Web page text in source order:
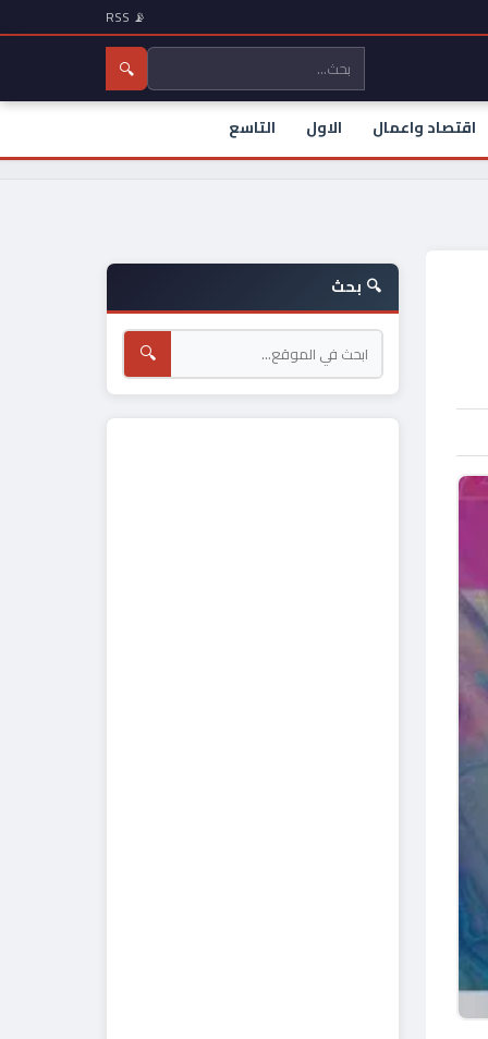
📡 RSS
🔍
اقتصاد واعمال الاول التاسع
🔍 بحث
🔍